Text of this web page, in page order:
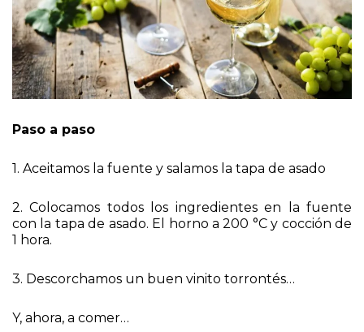
Paso a paso
1. Aceitamos la fuente y salamos la tapa de asado
2. Colocamos todos los ingredientes en la fuente
con la tapa de asado. El horno a 200 °C y cocción de
1 hora.
3. Descorchamos un buen vinito torrontés…
Y, ahora, a comer…